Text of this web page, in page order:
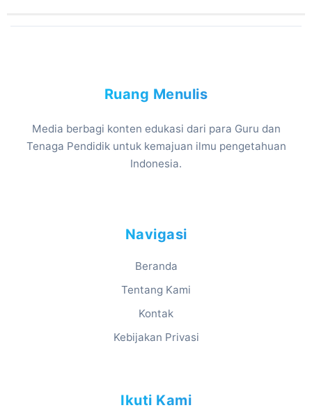
Ruang Menulis
Media berbagi konten edukasi dari para Guru dan
Tenaga Pendidik untuk kemajuan ilmu pengetahuan
Indonesia.
Navigasi
Beranda
Tentang Kami
Kontak
Kebijakan Privasi
Ikuti Kami